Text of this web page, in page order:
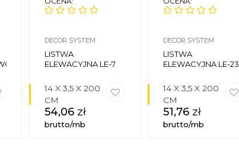
DECOR SYSTEM
LISTWA
ELEWACYJNA LE-7
14 X 3,5 X 200
CM
54,06 zł
brutto/mb
DECOR SYSTEM
LISTWA
ELEWACYJNA LE-23
14 X 3,5 X 200
CM
51,76 zł
brutto/mb